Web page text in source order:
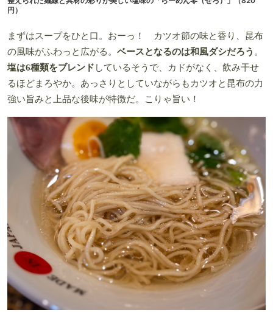
円）
まずはスープをひと口。おーっ！ カツオ節の味と香り、昆布
の風味がふわっと広がる。 ベースとなるのは和風ダシだろう 。
塩は6種類をブレンド しているそうで、カドがなく、飲み干せ
るほどまろやか。あっさりとしていながらもカツオと昆布の力
強い旨みと上品な後味が特徴だ。こりゃ旨い！